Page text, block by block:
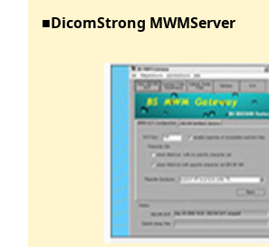
■DicomStrong MWMServer